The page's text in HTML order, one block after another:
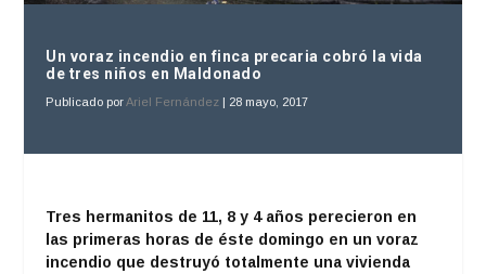
Un voraz incendio en finca precaria cobró la vida
de tres niños en Maldonado
Publicado porAriel Fernández | 28 mayo, 2017
Tres hermanitos de 11, 8 y 4 años perecieron en
las primeras horas de éste domingo en un voraz
incendio que destruyó totalmente una vivienda